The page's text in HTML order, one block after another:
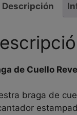
Descripción
de Cuello
braga de